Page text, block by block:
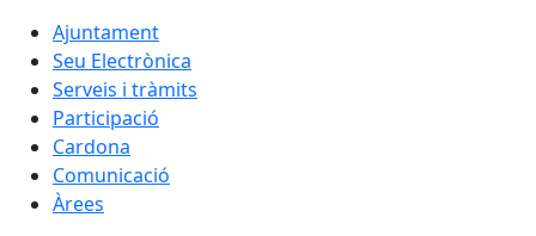
Ajuntament
Seu Electrònica
Serveis i tràmits
Participació
Cardona
Comunicació
Àrees